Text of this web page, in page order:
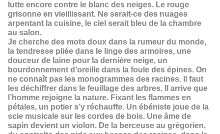
lutte encore contre le blanc des neiges. Le rouge
grisonne en vieillissant. Ne serait-ce des nuages
arpentant la cuisine, le ciel serait bleu de la chambre
au salon.
Je cherche des mots doux dans la rumeur du monde,
la tendresse pliée dans le linge des armoires, une
douceur de laine pour la dernière neige, un
bourdonnement d’oreille dans la foule des épines. On
ne connaît pas les monogrammes des racines. Il faut
les déchiffrer dans le feuillage des arbres. Il arrive que
l’homme rejoigne la nature. Fixant les flammes en
pétales, un potier s’y réchauffe. Un ébéniste joue de la
scie musicale sur les cordes de bois. Une âme de
sapin devient un violon. De la berceuse au grégorien,